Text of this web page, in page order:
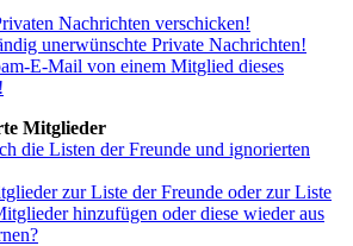
Nachrichten verschicken!
unerwünschte Private Nachrichten!
E-Mail von einem Mitglied dieses
Mitglieder
die Listen der Freunde und ignorierten
zur Liste der Freunde oder zur Liste
hinzufügen oder diese wieder aus